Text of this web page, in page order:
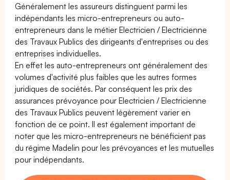
Généralement les assureurs distinguent parmi les
indépendants les micro-entrepreneurs ou auto-
entrepreneurs dans le métier Electricien / Electricienne
des Travaux Publics des dirigeants d'entreprises ou des
entreprises individuelles.
En effet les auto-entrepreneurs ont généralement des
volumes d'activité plus faibles que les autres formes
juridiques de sociétés. Par conséquent les prix des
assurances prévoyance pour Electricien / Electricienne
des Travaux Publics peuvent légèrement varier en
fonction de ce point. Il est également important de
noter que les micro-entrepreneurs ne bénéficient pas
du régime Madelin pour les prévoyances et les mutuelles
pour indépendants.